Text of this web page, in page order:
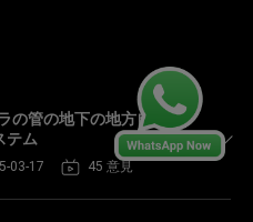
の管の地下の地方自治体
テム
03-17 45 意見